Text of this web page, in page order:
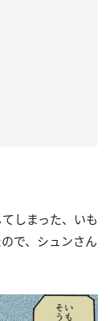
しまった、いも
で、シュンさん